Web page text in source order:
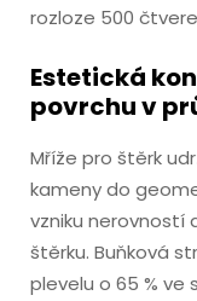
rozloze 500
Estetická
povrchu v
Mříže pro štěrk
kameny do
vzniku nerovností
štěrku. Buňková
plevelu o 65 % ve